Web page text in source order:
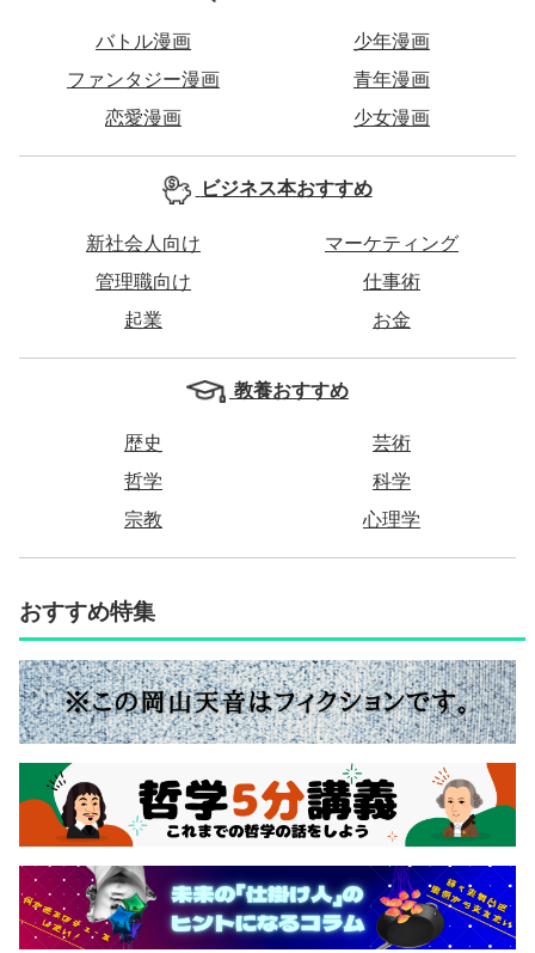
バトル漫画
少年漫画
ファンタジー漫画
青年漫画
恋愛漫画
少女漫画
ビジネス本おすすめ
新社会人向け
マーケティング
管理職向け
仕事術
起業
お金
教養おすすめ
歴史
芸術
哲学
科学
宗教
心理学
おすすめ特集